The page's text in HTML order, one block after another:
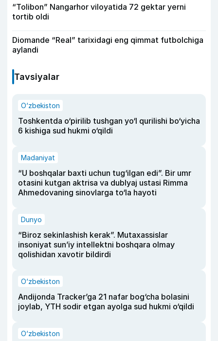
“Tolibon” Nangarhor viloyatida 72 gektar yerni
tortib oldi
Diomande “Real” tarixidagi eng qimmat futbolchiga
aylandi
Tavsiyalar
O‘zbekiston
Toshkentda o‘pirilib tushgan yo‘l qurilishi bo‘yicha
6 kishiga sud hukmi o‘qildi
Madaniyat
“U boshqalar baxti uchun tug‘ilgan edi”. Bir umr
otasini kutgan aktrisa va dublyaj ustasi Rimma
Ahmedovaning sinovlarga to‘la hayoti
Dunyo
“Biroz sekinlashish kerak”. Mutaxassislar
insoniyat sun’iy intellektni boshqara olmay
qolishidan xavotir bildirdi
O‘zbekiston
Andijonda Tracker’ga 21 nafar bog‘cha bolasini
joylab, YTH sodir etgan ayolga sud hukmi o‘qildi
O‘zbekiston